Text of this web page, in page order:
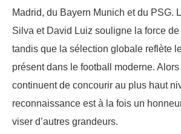
Madrid, du Bayern Munich et du PSG.
Silva et David Luiz souligne la force
tandis que la sélection globale reflète
présent dans le football moderne.
continuent de concourir au plus haut
reconnaissance est à la fois un
viser d’autres grandeurs.